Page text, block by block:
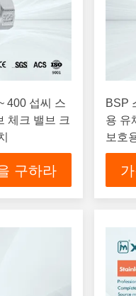
400 섭씨 스
체크 밸브 크
구하라
BSP
용 유
보호